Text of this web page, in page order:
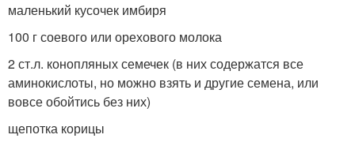
маленький кусочек имбиря
100 г соевого или орехового молока
2 ст.л. конопляных семечек (в них содержатся все
аминокислоты, но можно взять и другие семена, или
вовсе обойтись без них)
щепотка корицы